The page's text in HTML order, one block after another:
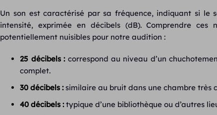
Un son est caractérisé par sa fréquence, indiquant si le
intensité, exprimée en décibels (dB). Comprendre
potentiellement nuisibles pour notre audition :
25 décibels :correspond au niveau d’un
complet.
30 décibels :similaire au bruit dans une chambre très
40 décibels :typique d’une bibliothèque ou d’autres